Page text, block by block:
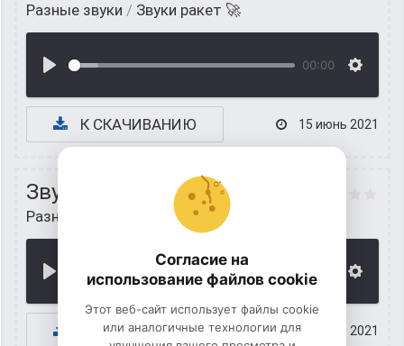
Разные звуки / Звуки ракет 🚀
00:00
К СКАЧИВАНИЮ 15 июнь 2021
Звук запуска ракеты
Разные звуки Звуки ракет 🚀
00:00
К СКАЧИВАНИЮ 15 июнь 2021
Согласие на
использование файлов cookie
Этот веб-сайт использует файлы cookie
или аналогичные технологии для